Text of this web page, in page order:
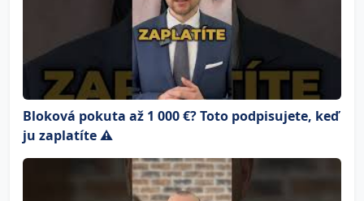
Bloková pokuta až 1 000 €? Toto podpisujete, keď
ju zaplatíte ⚠️